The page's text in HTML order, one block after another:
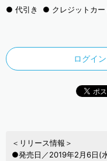
代引き
クレジットカー
ログイ
＜リリース情報＞
●発売日／2019年2月6日(